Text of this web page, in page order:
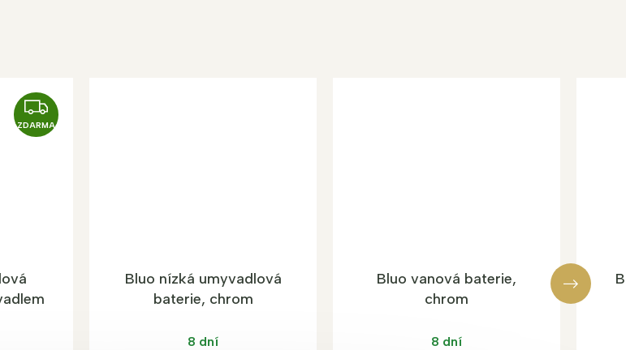
Z
D
ZDARMA
Bluo nízká umyvadlová
baterie, chrom
8 dní
Bluo vanová baterie,
chrom
8 dní